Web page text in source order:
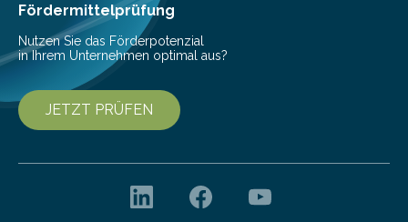
Fördermittelprüfung
Nutzen Sie das Förderpotenzial
in Ihrem Unternehmen optimal aus?
JETZT PRÜFEN